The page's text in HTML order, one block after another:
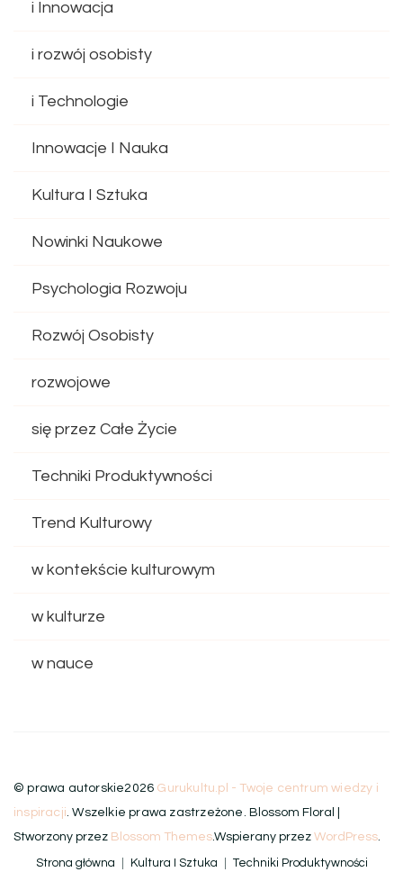
i Innowacja
i rozwój osobisty
i Technologie
Innowacje I Nauka
Kultura I Sztuka
Nowinki Naukowe
Psychologia Rozwoju
Rozwój Osobisty
rozwojowe
się przez Całe Życie
Techniki Produktywności
Trend Kulturowy
w kontekście kulturowym
w kulturze
w nauce
© prawa autorskie2026 Gurukultu.pl - Twoje centrum wiedzy i
inspiracji . Wszelkie prawa zastrzeżone. Blossom Floral |
Stworzony przez Blossom Themes.Wspierany przez WordPress
Strona główna Kultura I Sztuka Techniki Produktywności